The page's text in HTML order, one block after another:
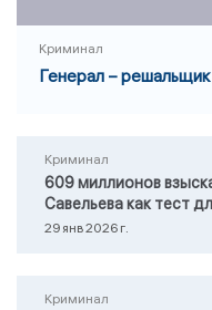
Криминал
Генерал –
Криминал
609 миллионов
Савельева как тест
29 янв 2026 г.
Криминал